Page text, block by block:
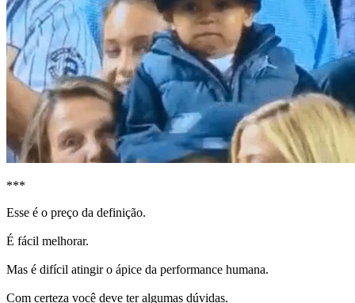
***
Esse é o preço da definição.
É fácil melhorar.
Mas é difícil atingir o ápice da performance humana.
Com certeza você deve ter algumas dúvidas.